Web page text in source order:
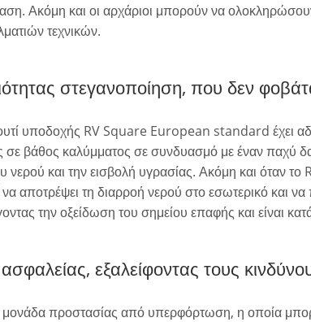
Ακόμη και οι αρχάριοι μπορούν να
τεχνικών.
στεγανοποίηση, που δεν
υποδοχής RV Square European standard έχει
βάθος καλύμματος σε συνδυασμό με έναν παχύ
νερού και την εισβολή υγρασίας. Ακόμη και όταν
αποτρέψει τη διαρροή νερού στο εσωτερικό και
την οξείδωση του σημείου επαφής και είναι
εξαλείφοντας τους
προστασίας από υπερφόρτωση, η οποία